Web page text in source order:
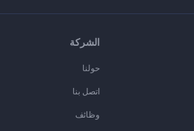
الشركة
حولنا
اتصل بنا
وظائف